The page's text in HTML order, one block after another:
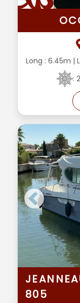
Long : 6.45m |
:
805